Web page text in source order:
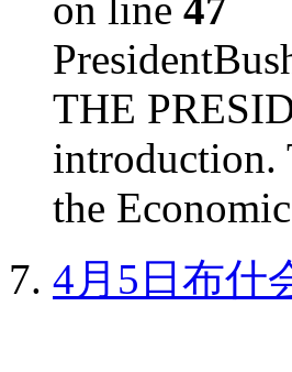
THE
introduction.
the
4月5日布什